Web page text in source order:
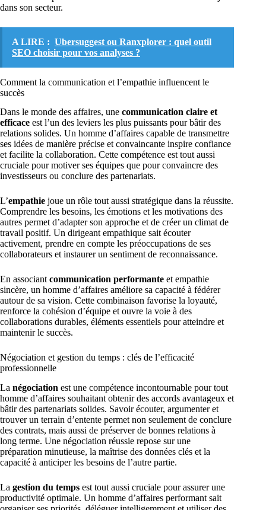
dans son secteur.
A LIRE : Ubersuggest ou Ranxplorer : quel outil
SEO choisir pour vos analyses ?
Comment la communication et l’empathie influencent le
succès
Dans le monde des affaires, une communication claire et
efficace est l’un des leviers les plus puissants pour bâtir des
relations solides. Un homme d’affaires capable de transmettre
ses idées de manière précise et convaincante inspire confiance
et facilite la collaboration. Cette compétence est tout aussi
cruciale pour motiver ses équipes que pour convaincre des
investisseurs ou conclure des partenariats.
L’empathie joue un rôle tout aussi stratégique dans la réussite.
Comprendre les besoins, les émotions et les motivations des
autres permet d’adapter son approche et de créer un climat de
travail positif. Un dirigeant empathique sait écouter
activement, prendre en compte les préoccupations de ses
collaborateurs et instaurer un sentiment de reconnaissance.
En associantcommunication performante et empathie
sincère, un homme d’affaires améliore sa capacité à fédérer
autour de sa vision. Cette combinaison favorise la loyauté,
renforce la cohésion d’équipe et ouvre la voie à des
collaborations durables, éléments essentiels pour atteindre et
maintenir le succès.
Négociation et gestion du temps : clés de l’efficacité
professionnelle
La négociation est une compétence incontournable pour tout
homme d’affaires souhaitant obtenir des accords avantageux et
bâtir des partenariats solides. Savoir écouter, argumenter et
trouver un terrain d’entente permet non seulement de conclure
des contrats, mais aussi de préserver de bonnes relations à
long terme. Une négociation réussie repose sur une
préparation minutieuse, la maîtrise des données clés et la
capacité à anticiper les besoins de l’autre partie.
La gestion du temps est tout aussi cruciale pour assurer une
productivité optimale. Un homme d’affaires performant sait